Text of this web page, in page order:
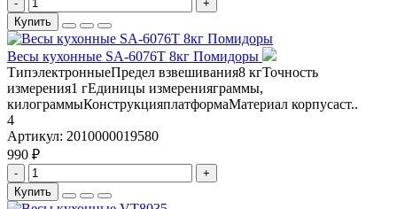
-
+
Купить
Весы кухонные SA-6076T 8кг Помидоры
ТипэлектронныеПредел взвешивания8 кгТочность
измерения1 гЕдиницы измеренияграммы,
килограммыКонструкцияплатформаМатериал корпусаст..
4
Артикул: 2010000019580
990 ₽
-
+
Купить